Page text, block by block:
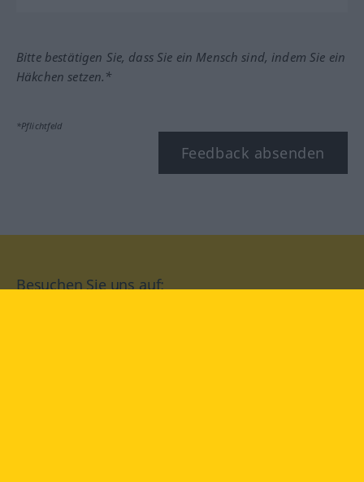
Bitte bestätigen Sie, dass Sie ein Mensch sind, indem Sie ein
Häkchen setzen.*
*Pflichtfeld
Feedback absenden
Besuchen Sie uns auf: